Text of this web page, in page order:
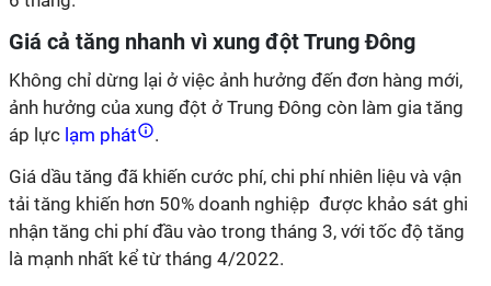
Giá cả tăng nhanh vì xung đột Trung Đông
Không chỉ dừng lại ở việc ảnh hưởng đến đơn hàng mới,
ảnh hưởng của xung đột ở Trung Đông còn làm gia tăng
áp lực lạm phát
.
Giá dầu tăng đã khiến cước phí, chi phí nhiên liệu và vận
tải tăng khiến hơn 50% doanh nghiệp được khảo sát ghi
nhận tăng chi phí đầu vào trong tháng 3, với tốc độ tăng
là mạnh nhất kể từ tháng 4/2022.